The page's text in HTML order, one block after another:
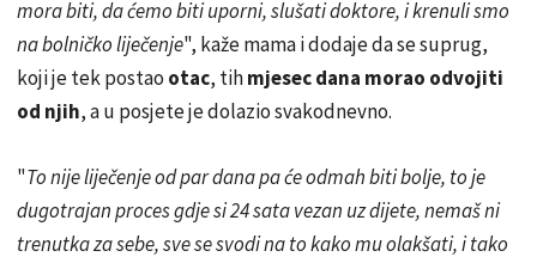
mora biti, da ćemo biti uporni, slušati doktore, i krenuli smo
na bolničko liječenje", kaže mama i dodaje da se suprug,
koji je tek postao otac, tihmjesec dana morao odvojiti
od njih, a u posjete je dolazio svakodnevno.
"To nije liječenje od par dana pa će odmah biti bolje, to je
dugotrajan proces gdje si 24 sata vezan uz dijete, nemaš ni
trenutka za sebe, sve se svodi na to kako mu olakšati, i tako